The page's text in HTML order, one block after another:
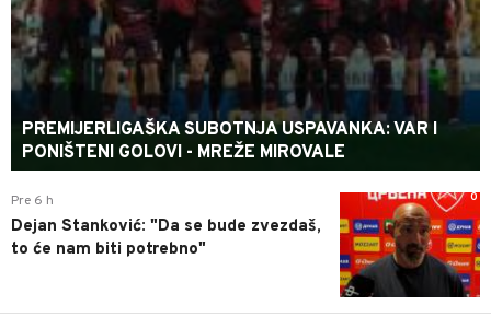
PREMIJERLIGAŠKA SUBOTNJA USPAVANKA: VAR I
PONIŠTENI GOLOVI - MREŽE MIROVALE
0
Pre 6 h
Dejan Stanković: "Da se bude zvezdaš,
to će nam biti potrebno"